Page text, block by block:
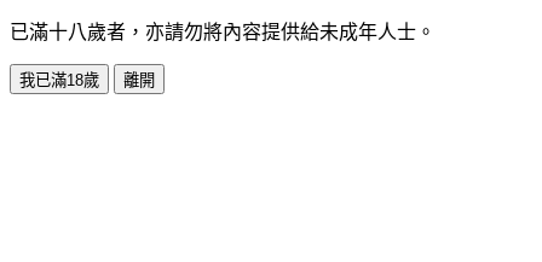
已滿十八歲者，亦請勿將內容提供給未成年人士。
我已滿18歲 離開